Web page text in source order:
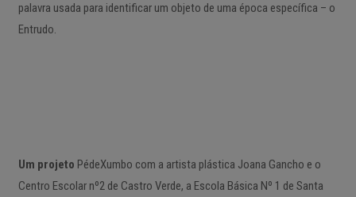
palavra usada para identificar um objeto de uma época específica – o
Entrudo.
Um projeto PédeXumbo com a artista plástica Joana Gancho e o
Centro Escolar nº2 de Castro Verde, a Escola Básica Nº 1 de Santa